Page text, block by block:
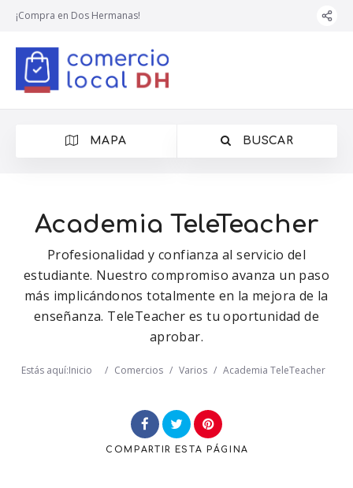
¡Compra en Dos Hermanas!
MAPA BUSCAR
Buscar
Academia TeleTeacher
Profesionalidad y confianza al servicio del
estudiante. Nuestro compromiso avanza un paso
más implicándonos totalmente en la mejora de la
enseñanza. TeleTeacher es tu oportunidad de
aprobar.
Estás aquí:Inicio / Comercios / Varios / Academia TeleTeacher
COMPARTIR ESTA PÁGINA